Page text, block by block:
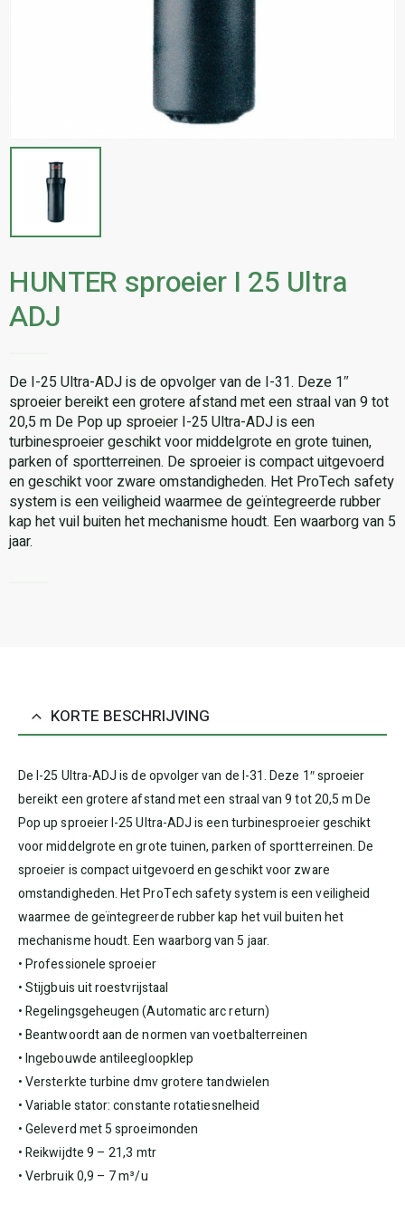
HUNTER sproeier I 25 Ultra
ADJ
De I-25 Ultra-ADJ is de opvolger van de I-31. Deze 1″
sproeier bereikt een grotere afstand met een straal van 9 tot
20,5 m De Pop up sproeier I-25 Ultra-ADJ is een
turbinesproeier geschikt voor middelgrote en grote tuinen,
parken of sportterreinen. De sproeier is compact uitgevoerd
en geschikt voor zware omstandigheden. Het ProTech safety
system is een veiligheid waarmee de geïntegreerde rubber
kap het vuil buiten het mechanisme houdt. Een waarborg van 5
jaar.
KORTE BESCHRIJVING
De I-25 Ultra-ADJ is de opvolger van de I-31. Deze 1″ sproeier
bereikt een grotere afstand met een straal van 9 tot 20,5 m De
Pop up sproeier I-25 Ultra-ADJ is een turbinesproeier geschikt
voor middelgrote en grote tuinen, parken of sportterreinen. De
sproeier is compact uitgevoerd en geschikt voor zware
omstandigheden. Het ProTech safety system is een veiligheid
waarmee de geïntegreerde rubber kap het vuil buiten het
mechanisme houdt. Een waarborg van 5 jaar.
• Professionele sproeier
• Stijgbuis uit roestvrijstaal
• Regelingsgeheugen (Automatic arc return)
• Beantwoordt aan de normen van voetbalterreinen
• Ingebouwde antileegloopklep
• Versterkte turbine dmv grotere tandwielen
• Variable stator: constante rotatiesnelheid
• Geleverd met 5 sproeimonden
• Reikwijdte 9 – 21,3 mtr
• Verbruik 0,9 – 7 m³/u